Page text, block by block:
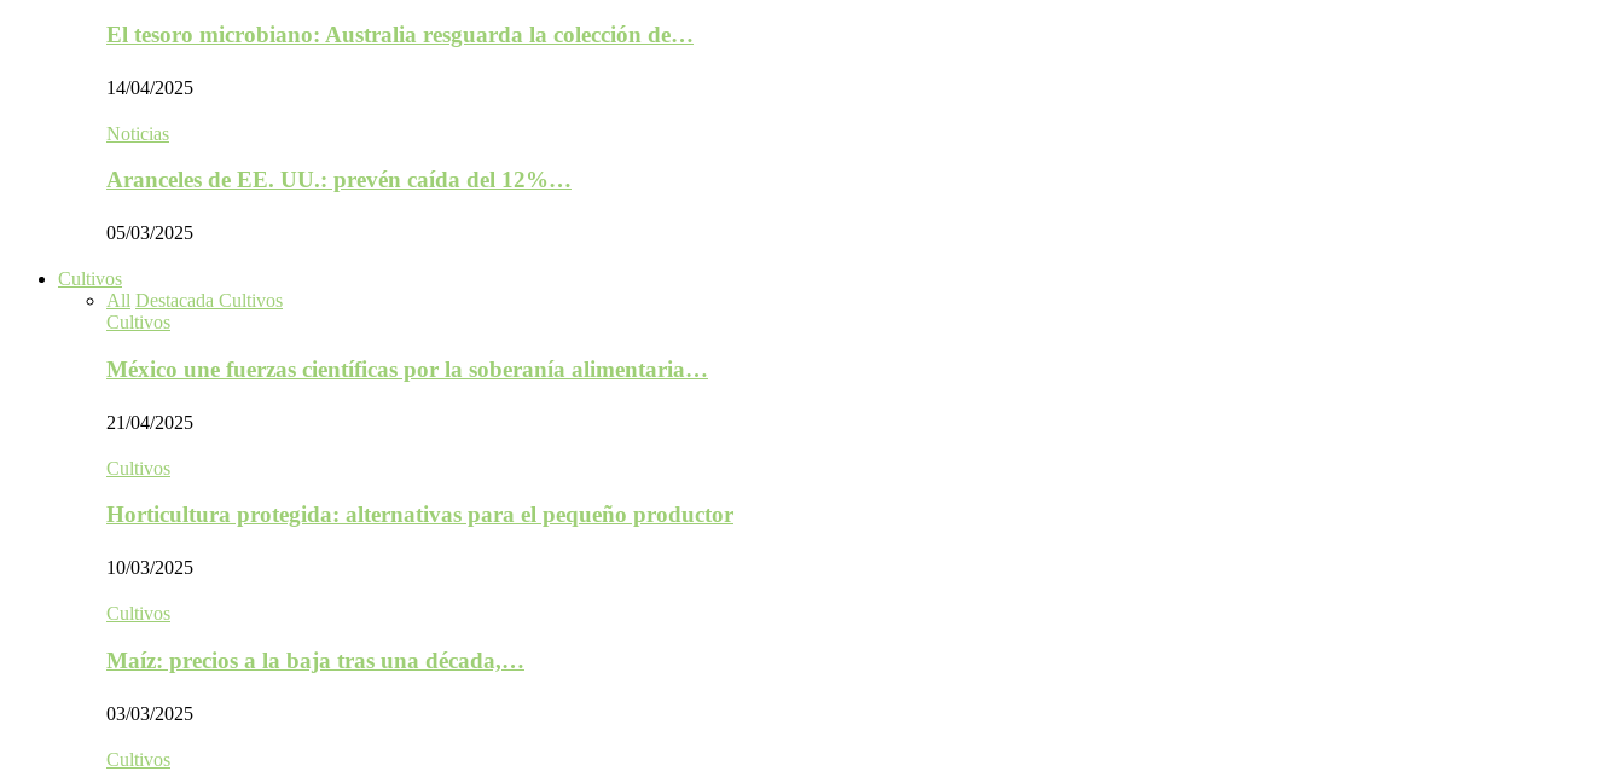
El tesoro microbiano: Australia resguarda la colección de…
14/04/2025
Noticias
Aranceles de EE. UU.: prevén caída del 12%…
05/03/2025
Cultivos
All Destacada Cultivos
Cultivos
México une fuerzas científicas por la soberanía alimentaria…
21/04/2025
Cultivos
Horticultura protegida: alternativas para el pequeño productor
10/03/2025
Cultivos
Maíz: precios a la baja tras una década,…
03/03/2025
Cultivos